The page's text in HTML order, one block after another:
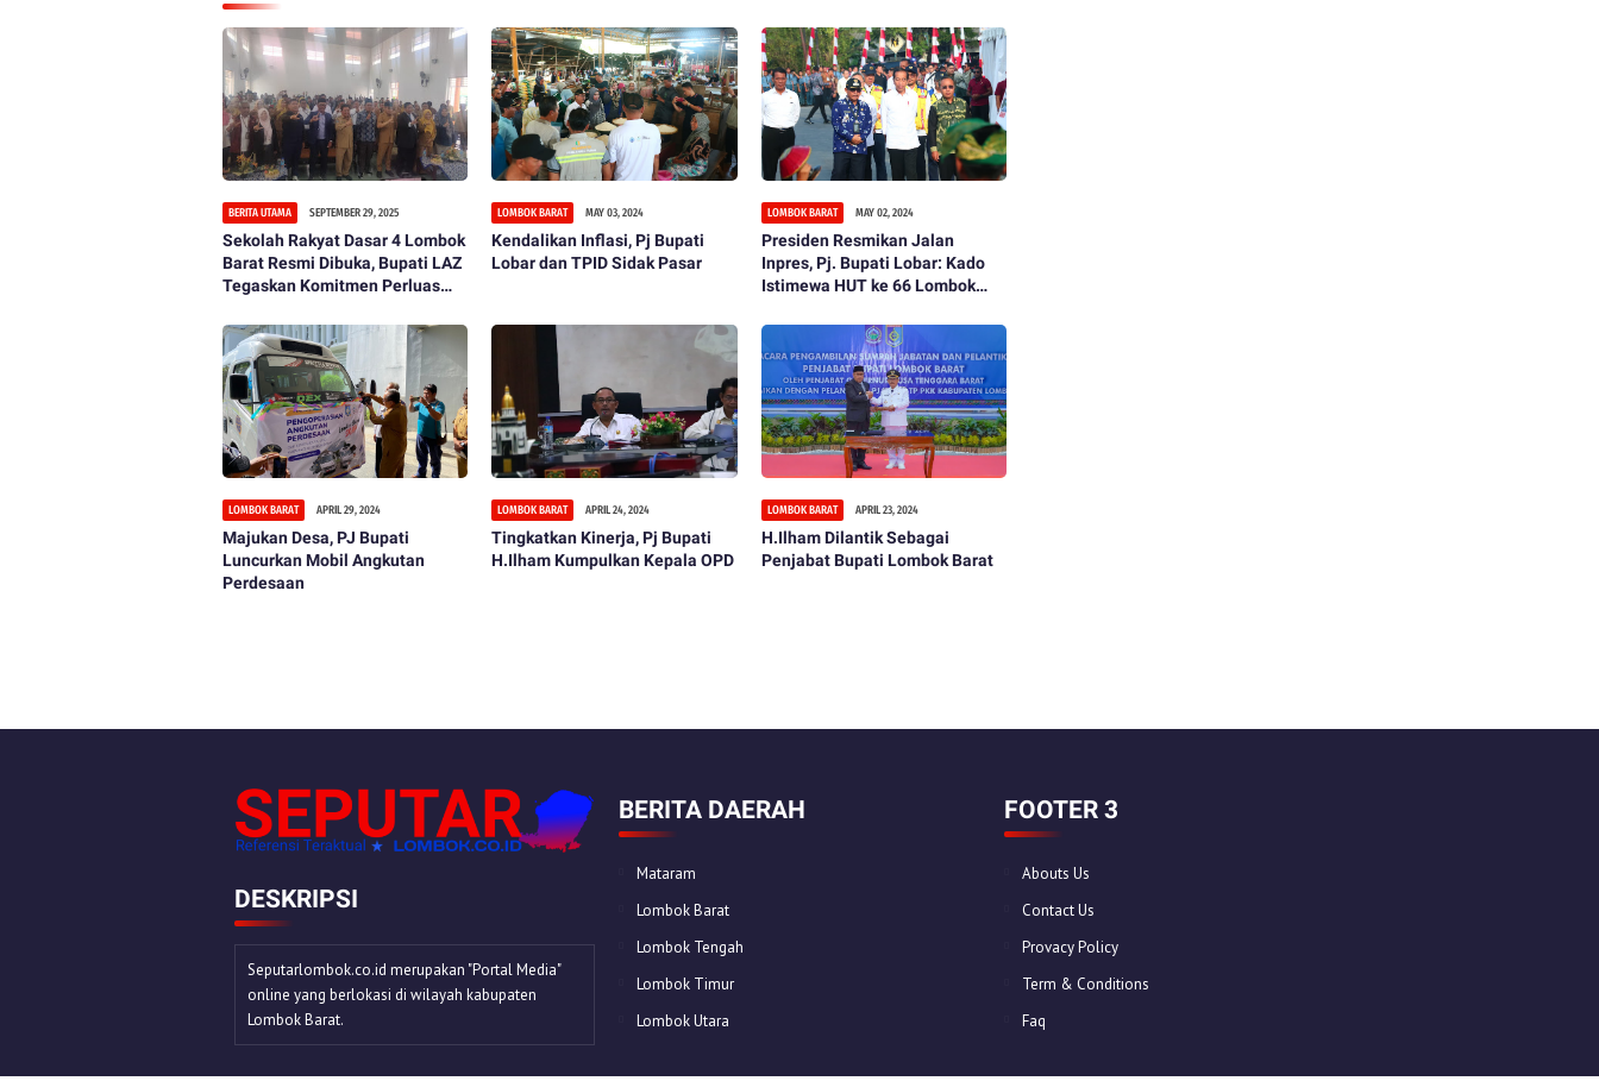
BERITA UTAMA SEPTEMBER 29, 2025
Sekolah Rakyat Dasar 4 Lombok
Barat Resmi Dibuka, Bupati LAZ
Tegaskan Komitmen Perluas
LOMBOK BARAT MAY 03, 2024
Kendalikan Inflasi, Pj Bupati
Lobar dan TPID Sidak Pasar
LOMBOK BARAT MAY 02, 2024
Presiden Resmikan Jalan
Inpres, Pj. Bupati Lobar: Kado
Istimewa HUT ke 66 Lombok
LOMBOK BARAT APRIL 29, 2024
Majukan Desa, PJ Bupati
Luncurkan Mobil Angkutan
Perdesaan
LOMBOK BARAT APRIL 24, 2024
Tingkatkan Kinerja, Pj Bupati
H.Ilham Kumpulkan Kepala OPD
LOMBOK BARAT APRIL 23, 2024
H.Ilham Dilantik Sebagai
Penjabat Bupati Lombok Barat
DESKRIPSI
Seputarlombok.co.id merupakan "Portal Media"
online yang berlokasi di wilayah kabupaten
Lombok Barat.
BERITA DAERAH
Mataram
Lombok Barat
Lombok Tengah
Lombok Timur
Lombok Utara
FOOTER 3
Abouts Us
Contact Us
Provacy Policy
Term & Conditions
Faq